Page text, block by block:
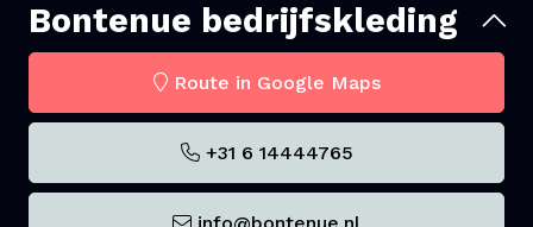
Bontenue bedrijfskleding
Route in Google Maps
+31 6 14444765